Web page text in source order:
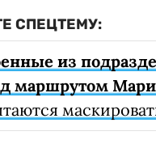
СПЕЦТЕМУ:
из
маршрутом